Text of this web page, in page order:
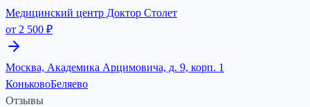
Медицинский центр Доктор Столет
от 2 500 ₽
Москва, Академика Арцимовича, д. 9, корп. 1
КоньковоБеляево
Отзывы